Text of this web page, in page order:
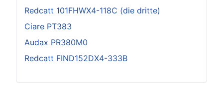
Redcatt 101FHWX4-118C (die dritte)
Ciare PT383
Audax PR380M0
Redcatt FIND152DX4-333B